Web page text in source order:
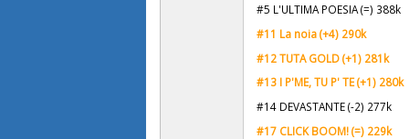
#5 L'ULTIMA POESIA (=) 388k
#11 La noia (+4) 290k
#12 TUTA GOLD (+1) 281k
#13 I P'ME, TU P' TE (+1) 280k
#14 DEVASTANTE (-2) 277k
#17 CLICK BOOM! (=) 229k